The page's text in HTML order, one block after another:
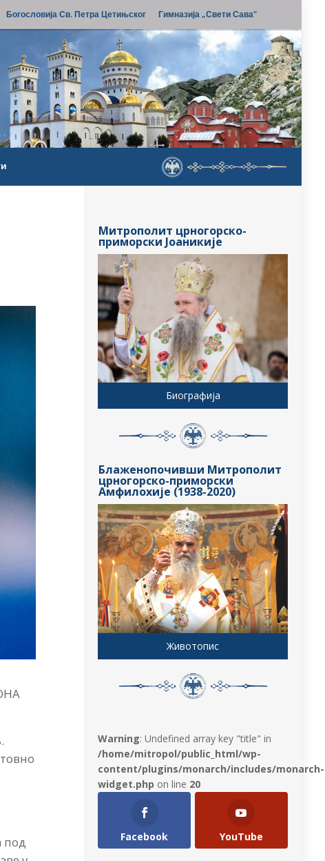
Богословија Св. Петра Цетињског Гимназија „Свети Сава“
под
Митрополит црногорско-
приморски Јоаникије
Биографија
Блаженопочивши Митрополит
црногорско-приморски
Амфилохије (1938-2020)
Животопис
Warning: Undefined array key "title" in
/home/mitropol/public_html/wp-
content/plugins/monarch/includes/monarch-
widget.php on line 20
Facebook YouTube